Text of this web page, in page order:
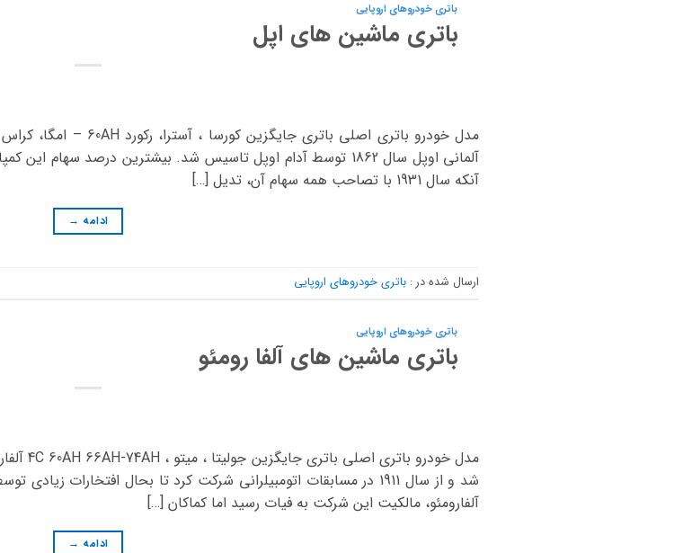
باتری خودروهای اروپایی
باتری ماشین های اپل
آنکه سال 1931 با تصاحب همه سهام آن، تدیل […]
ادامه →
ارسال شده در : باتری خودروهای اروپایی
باتری خودروهای اروپایی
باتری ماشین های آلفا رومئو
شد و از سال 1911 در مسابقات اتومبیلرانی شرکت کرد تا بحال
آلفارومئو، مالکیت این شرکت به فیات رسید اما کماکان […]
ادامه →